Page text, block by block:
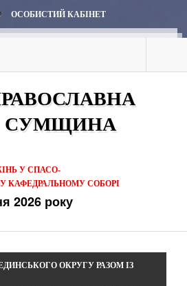
ОСОБИСТИЙ КАБІНЕТ
СУМЩИНА
У СПАСО-
КАФЕДРАЛЬНОМУ СОБОРІ
2026 року
ОКРУГУ РАЗОМ ІЗ